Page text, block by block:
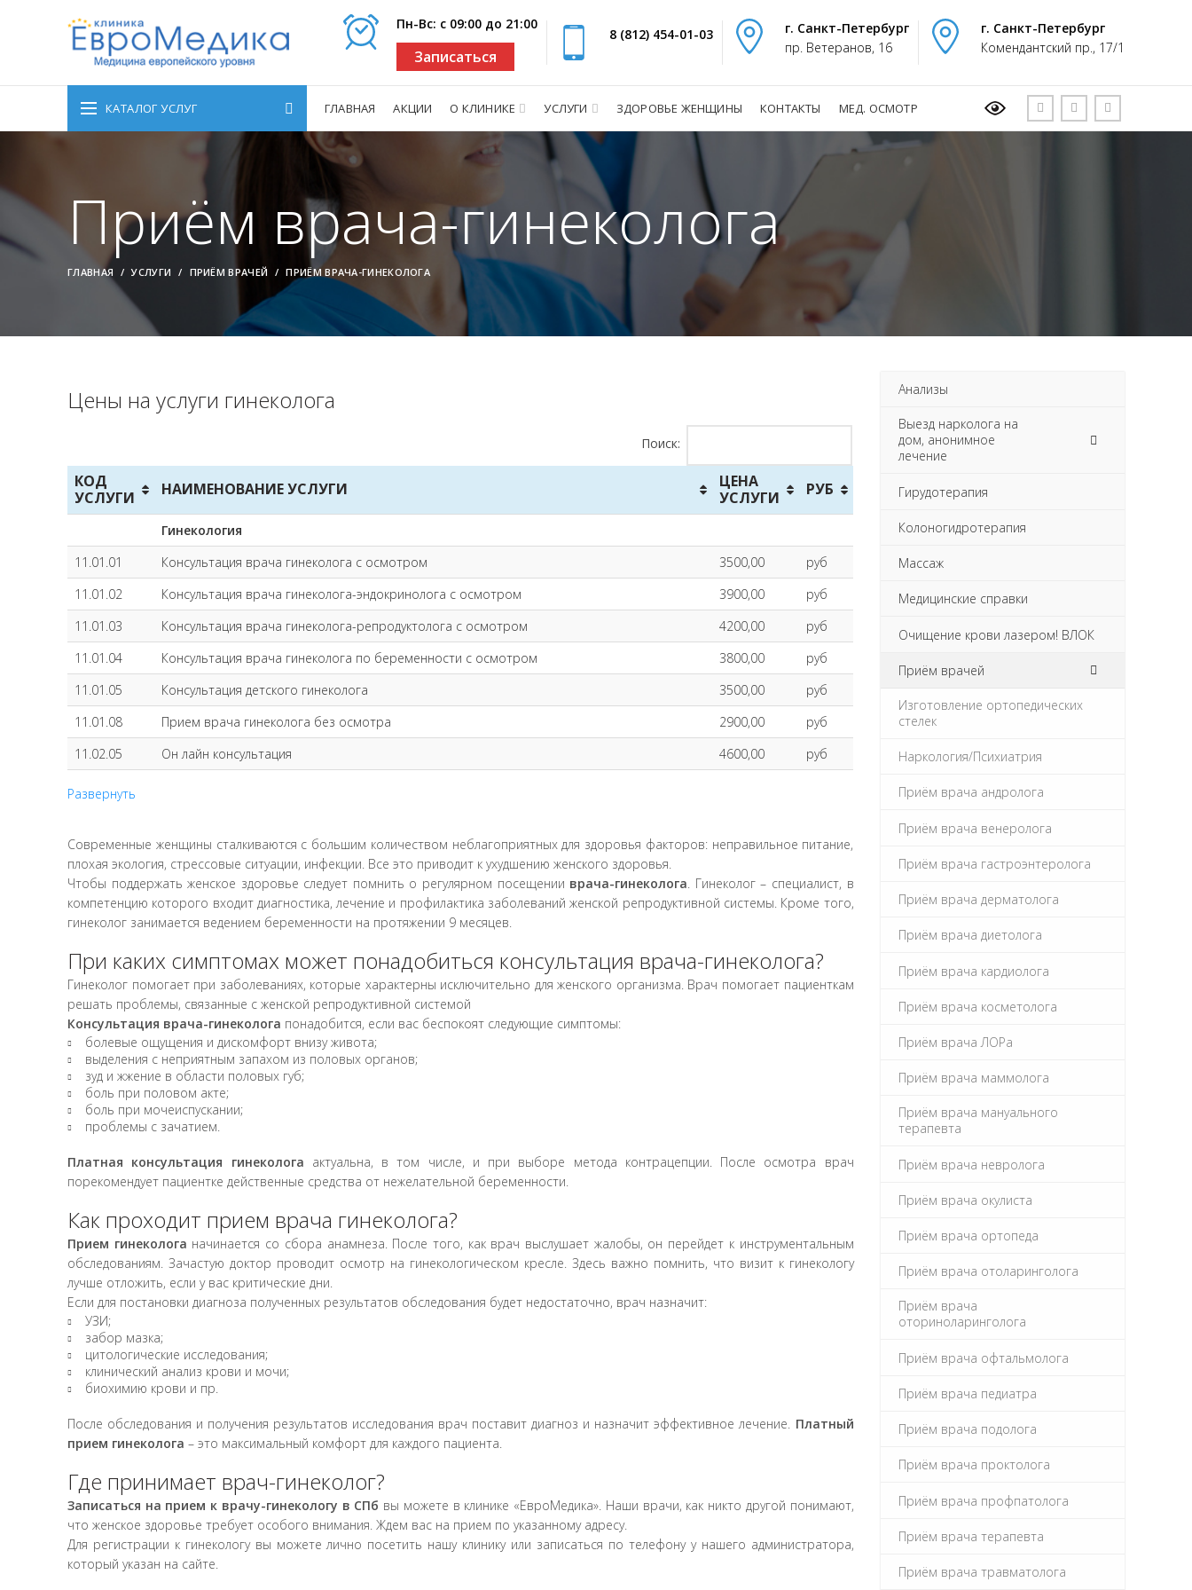
Пн-Вс: с 09:00 до 21:00
Записаться
8 (812) 454-01-03
г. Санкт-Петербург
пр. Ветеранов, 16
г. Санкт-Петербург
Комендантский пр., 17/1
КАТАЛОГ УСЛУГ ГЛАВНАЯ АКЦИИ О КЛИНИКЕ УСЛУГИ ЗДОРОВЬЕ ЖЕНЩИНЫ КОНТАКТЫ МЕД. ОСМОТР
Приём врача-гинеколога
ГЛАВНАЯ УСЛУГИ ПРИЁМ ВРАЧЕЙ ПРИЁМ ВРАЧА-ГИНЕКОЛОГА
Цены на услуги гинеколога
Поиск:
КОД
УСЛУГИ
НАИМЕНОВАНИЕ УСЛУГИ
ЦЕНА
УСЛУГИ
РУБ
Гинекология
11.01.01
Консультация врача гинеколога с осмотром 3500,00
руб
11.01.02
Консультация врача гинеколога-эндокринолога с осмотром 3900,00
руб
11.01.03
Консультация врача гинеколога-репродуктолога с осмотром 4200,00
руб
11.01.04
Консультация врача гинеколога по беременности с осмотром 3800,00
руб
11.01.05
Консультация детского гинеколога 3500,00
руб
11.01.08
Прием врача гинеколога без осмотра 2900,00
руб
11.02.05
Он лайн консультация 4600,00
руб
11.1.5
Увлажнение и повышение тонуса больших половых губ методом Плазмолифтинга (кроме
REGENLAB)
11900,00 руб
11. Постановка на учет по беременности с осмотром 5200,00
руб
11.03.01
Выписка из амбулаторной карты
11.1.4
Увлажнение и повышение тонуса малых половых губ методом Плазмолифтинга (кроме
REGENLAB)
10800,00 руб
11.1.1.1 Увеличение объема точки G препаратами гиалуроновой кислоты 2 мл (2 шприца
11.1.2
Уменьшение объема влагалища препаратами гиалуроновой кислоты (1 мл)
Исследования и диагностика
11.04.01
Забор материала
11.04.02
11.04.03
Кольпоскопия 4000,00
руб
11.04.05
Вульвоскопия
Анестезия
11.05.01
Местная анестезия (лидокаин)
11.05.02
11.05.03
Местная анестезия "Эмла"
Манипуляции и физиолечение
11.06.01
Обработка влагалища комплексная (включая одноразовое зеркало и лекарственный
препарат)
1600,00 руб
11.06.02 Гигиеническая обработка влагалища или вульвы
11.06.03
Парацервикальная блокада 1800,00
руб
11.06.04
Введение обогащенной тромбоцитами плазмы в гинекологии (PRP) (кроме REGENLAB) 5900,00
руб
11.06.05
Установка примерочного кольца для подбора пессария
Развернуть
Современные женщины сталкиваются с большим количеством неблагоприятных для здоровья факторов: неправильное питание,
плохая экология, стрессовые ситуации, инфекции. Все это приводит к ухудшению женского здоровья.
Чтобы поддержать женское здоровье следует помнить о регулярном посещении врача-гинеколога. Гинеколог – специалист, в
компетенцию которого входит диагностика, лечение и профилактика заболеваний женской репродуктивной системы. Кроме того,
гинеколог занимается ведением беременности на протяжении 9 месяцев.
При каких симптомах может понадобиться консультация врача-гинеколога?
Гинеколог помогает при заболеваниях, которые характерны исключительно для женского организма. Врач помогает пациенткам
решать проблемы, связанные с женской репродуктивной системой
Консультация врача-гинеколога понадобится, если вас беспокоят следующие симптомы:
болевые ощущения и дискомфорт внизу живота;
выделения с неприятным запахом из половых органов;
зуд и жжение в области половых губ;
боль при половом акте;
боль при мочеиспускании;
проблемы с зачатием.
Платная консультация гинеколога актуальна, в том числе, и при выборе метода контрацепции. После осмотра врач
порекомендует пациентке действенные средства от нежелательной беременности.
Как проходит прием врача гинеколога?
Прием гинеколога начинается со сбора анамнеза. После того, как врач выслушает жалобы, он перейдет к инструментальным
обследованиям. Зачастую доктор проводит осмотр на гинекологическом кресле. Здесь важно помнить, что визит к гинекологу
лучше отложить, если у вас критические дни.
Если для постановки диагноза полученных результатов обследования будет недостаточно, врач назначит:
УЗИ;
забор мазка;
цитологические исследования;
клинический анализ крови и мочи;
биохимию крови и пр.
После обследования и получения результатов исследования врач поставит диагноз и назначит эффективное лечение. Платный
прием гинеколога – это максимальный комфорт для каждого пациента.
Где принимает врач-гинеколог?
Записаться на прием к врачу-гинекологу в СПб вы можете в клинике «ЕвроМедика». Наши врачи, как никто другой понимают,
что женское здоровье требует особого внимания. Ждем вас на прием по указанному адресу.
Для регистрации к гинекологу вы можете лично посетить нашу клинику или записаться по телефону у нашего администратора,
который указан на сайте.
Анализы
Выезд нарколога на
дом, анонимное
лечение
Гирудотерапия
Колоногидротерапия
Массаж
Медицинские справки
Очищение крови лазером! ВЛОК
Приём врачей
Изготовление ортопедических
стелек
Наркология/Психиатрия
Приём врача андролога
Приём врача венеролога
Приём врача гастроэнтеролога
Приём врача дерматолога
Приём врача диетолога
Приём врача кардиолога
Приём врача косметолога
Приём врача ЛОРа
Приём врача маммолога
Приём врача мануального
терапевта
Приём врача невролога
Приём врача окулиста
Приём врача ортопеда
Приём врача отоларинголога
Приём врача
оториноларинголога
Приём врача офтальмолога
Приём врача педиатра
Приём врача подолога
Приём врача проктолога
Приём врача профпатолога
Приём врача терапевта
Приём врача травматолога